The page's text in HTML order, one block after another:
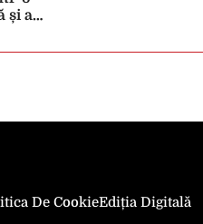
și a
De CookieEdiția Digitală